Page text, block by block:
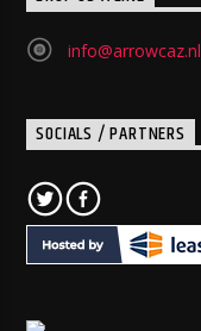
info@arrowcaz.nl
SOCIALS / PARTNERS